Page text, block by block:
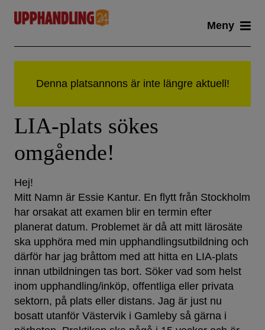
content
Meny
LIA-plats sökes
omgående!
Hej!
Mitt Namn är Essie Kantur. En flytt från Stockholm
har orsakat att examen blir en termin efter
planerat datum. Problemet är då att mitt lärosäte
ska upphöra med min upphandlingsutbildning och
därför har jag bråttom med att hitta en LIA-plats
innan utbildningen tas bort. Söker vad som helst
inom upphandling/inköp, offentliga eller privata
sektorn, på plats eller distans. Jag är just nu
bosatt utanför Västervik i Gamleby så gärna i